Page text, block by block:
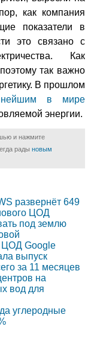
как компания
показатели в
это связано с
Как
так важно
В прошлом
в мире
энергии.
и нажмите
рады новым
развернёт 649
ЦОД
под землю
ЦОД Google
выпуск
за 11 месяцев
на
вод для
углеродные